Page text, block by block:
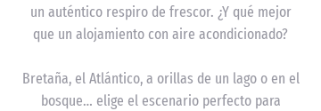
un auténtico respiro de frescor. ¿Y qué mejor
que un alojamiento con aire acondicionado?
Bretaña, el Atlántico, a orillas de un lago o en el
bosque… elige el escenario perfecto para